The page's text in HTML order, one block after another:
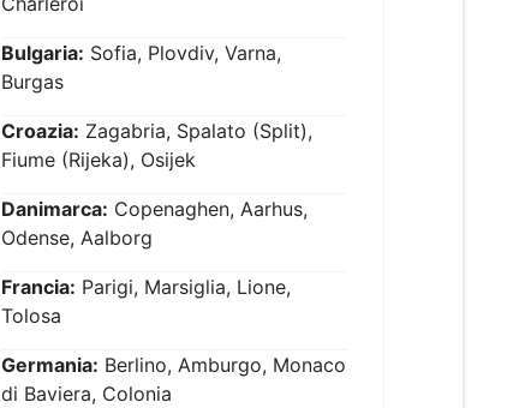
Bulgaria: Sofia, Plovdiv, Varna,
Burgas
Croazia: Zagabria, Spalato (Split),
Fiume (Rijeka), Osijek
Danimarca: Copenaghen, Aarhus,
Odense, Aalborg
Francia: Parigi, Marsiglia, Lione,
Tolosa
Germania: Berlino, Amburgo, Monaco
di Baviera, Colonia